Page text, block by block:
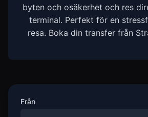
byten och osäkerhet och res
terminal. Perfekt för en
resa. Boka din transfer från
Från